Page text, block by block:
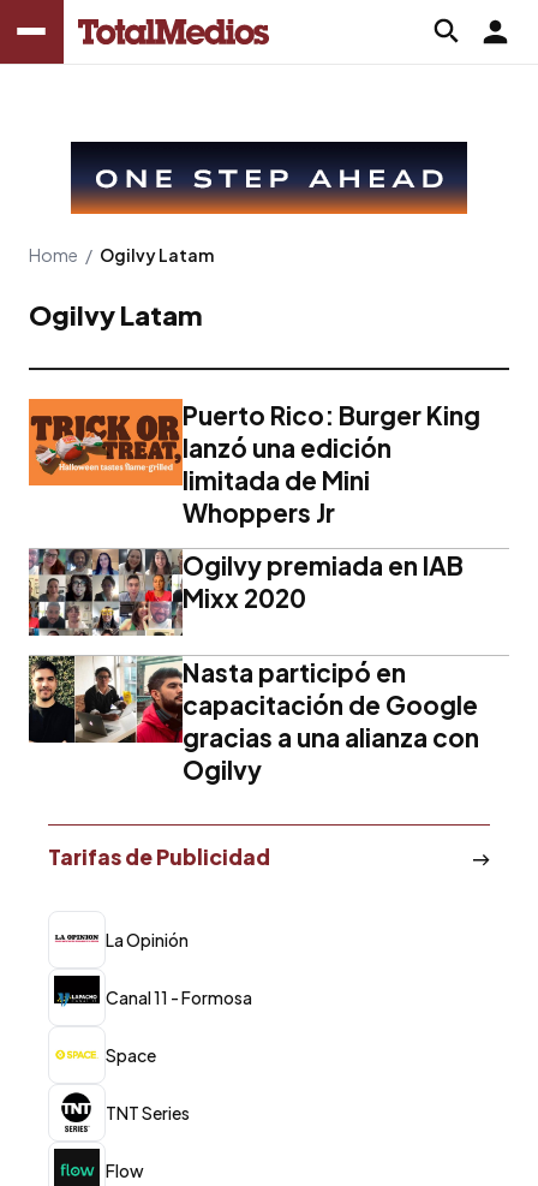
Home / Ogilvy Latam
Ogilvy Latam
Puerto Rico: Burger King
lanzó una edición
limitada de Mini
Whoppers Jr
Ogilvy premiada en IAB
Mixx 2020
Nasta participó en
capacitación de Google
gracias a una alianza con
Ogilvy
Tarifas de Publicidad
La Opinión
Canal 11 - Formosa
Space
TNT Series
Flow